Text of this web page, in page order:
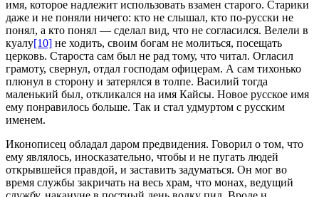
имя, которое надлежит использовать взамен старого. Старики
даже и не поняли ничего: кто не слышал, кто по-русски не
понял, а кто понял — сделал вид, что не согласился. Велели в
куалу[10] не ходить, своим богам не молиться, посещать
церковь. Староста сам был не рад тому, что читал. Огласил
грамоту, свернул, отдал господам офицерам. А сам тихонько
плюнул в сторону и затерялся в толпе. Василий тогда
маленький был, откликался на имя Кайсы. Новое русское имя
ему понравилось больше. Так и стал удмуртом с русским
именем.
Иконописец обладал даром предвидения. Говорил о том, что
ему являлось, иносказательно, чтобы и не пугать людей
открывшейся правдой, и заставить задуматься. Он мог во
время службы закричать на весь храм, что монах, ведущий